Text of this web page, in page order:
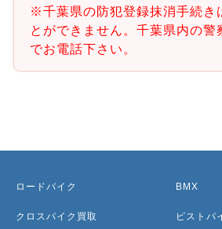
※千葉県の防犯登録抹消手続き
とができません。千葉県内の警
でお電話下さい。
ロードバイク
クロスバイク買取
BMX
ピストバ